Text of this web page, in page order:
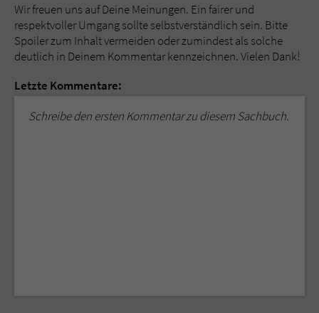
Wir freuen uns auf Deine Meinungen. Ein fairer und
respektvoller Umgang sollte selbstverständlich sein. Bitte
Spoiler zum Inhalt vermeiden oder zumindest als solche
deutlich in Deinem Kommentar kennzeichnen. Vielen Dank!
Letzte Kommentare:
Schreibe den ersten Kommentar zu diesem Sachbuch.